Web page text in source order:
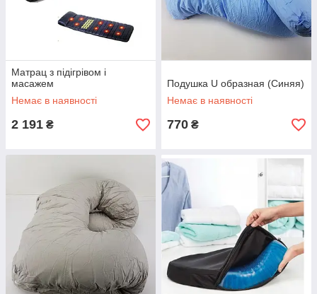
Матрац з підігрівом і
масажем
Немає в наявності
2 191 ₴
Подушка U образная (Синяя)
Немає в наявності
770 ₴